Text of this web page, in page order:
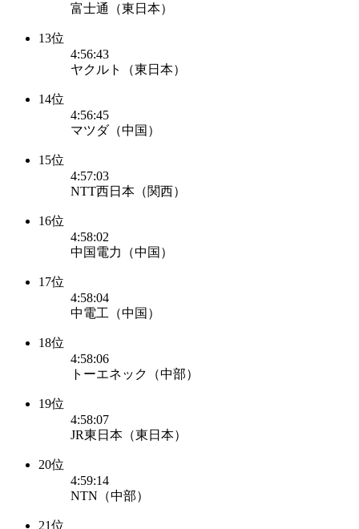
富士通（東日本）
13位
4:56:43
ヤクルト（東日本）
14位
4:56:45
マツダ（中国）
15位
4:57:03
NTT西日本（関西）
16位
4:58:02
中国電力（中国）
17位
4:58:04
中電工（中国）
18位
4:58:06
トーエネック（中部）
19位
4:58:07
JR東日本（東日本）
20位
4:59:14
NTN（中部）
21位